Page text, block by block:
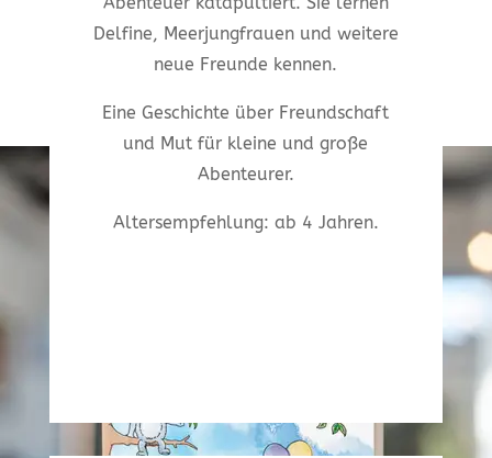
Delfine, Meerjungfrauen und weitere
neue Freunde kennen.
Eine Geschichte über Freundschaft
und Mut für kleine und große
Abenteurer.
Altersempfehlung: ab 4 Jahren.